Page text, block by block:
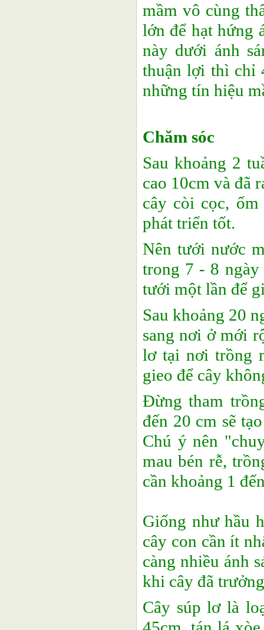
mầm vô cùng
lớn để hạt hứng
này dưới ánh
thuận lợi thì chỉ
những tín hiệu
Chăm sóc
Sau khoảng 2
cao 10cm và đã
cây còi cọc,
phát triển tốt.
Nên tưới nước
trong 7 - 8 ngày
tưới một lần để
Sau khoảng 20
sang nơi ở mới
lơ tại nơi trồng
gieo để cây
Đừng tham
đến 20 cm sẽ
Chú ý nên
mau bén rễ,
cần khoảng 1
Giống như hầu
cây con cần ít
càng nhiều ánh
khi cây đã
Cây súp lơ là